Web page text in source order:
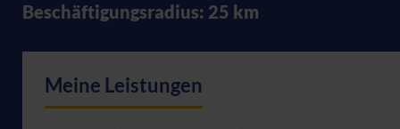
Beschäftigungsradius: 25 km
Meine Leistungen